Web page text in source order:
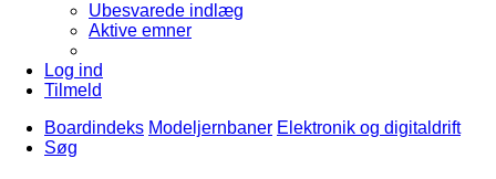
Ubesvarede indlæg
Aktive emner
Log ind
Tilmeld
Boardindeks Modeljernbaner Elektronik og digitaldrift
Søg